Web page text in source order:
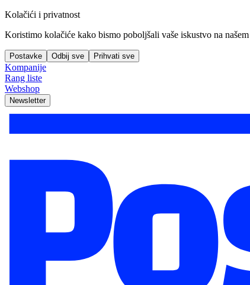
Kolačići i privatnost
Koristimo kolačiće kako bismo poboljšali vaše iskustvo na
Postavke Odbij sve Prihvati sve
Kompanije
Rang liste
Webshop
Newsletter